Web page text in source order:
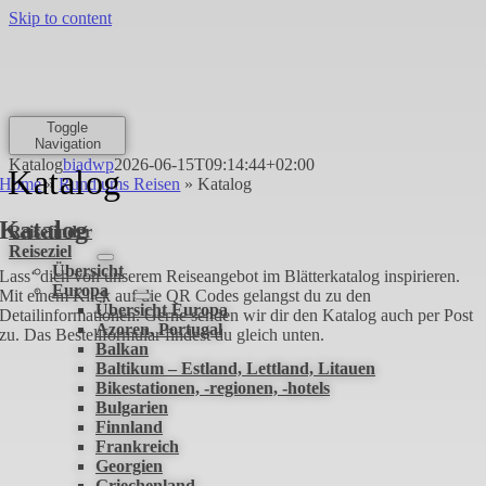
Skip to content
Toggle
Navigation
Reisefinder
Reiseziel
Übersicht
Europa
Übersicht Europa
Azoren, Portugal
Balkan
Baltikum – Estland, Lettland, Litauen
Bikestationen, -regionen, -hotels
Bulgarien
Finnland
Frankreich
Georgien
Katalog
Katalogbiadwp2026-06-15T09:14:44+02:00
Home»Rund ums Reisen »Katalog
Katalog
Lass‘ dich von unserem Reiseangebot im Blätterkatalog inspirieren.
Mit einem Klick auf die QR Codes gelangst du zu den
Detailinformationen. Gerne senden wir dir den Katalog auch per Post
zu. Das Bestellformular findest du gleich unten.